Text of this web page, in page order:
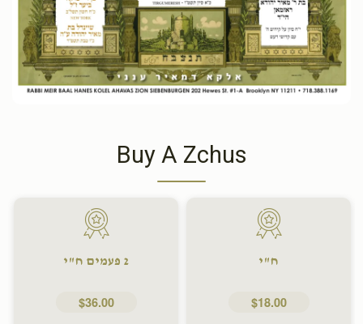
Buy A Zchus
ח"י
$18.00
2 פעמים ח"י
$36.00